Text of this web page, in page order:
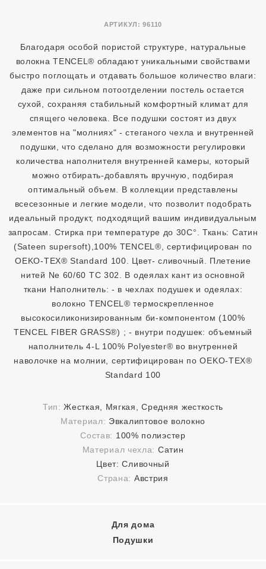
АРТИКУЛ:96110
Благодаря особой пористой структуре, натуральные
волокна TENCEL® обладают уникальными свойствами
быстро поглощать и отдавать большое количество влаги:
даже при сильном потоотделении постель остается
сухой, сохраняя стабильный комфортный климат для
спящего человека. Все подушки состоят из двух
элементов на "молниях" - стеганого чехла и внутренней
подушки, что сделано для возможности регулировки
количества наполнителя внутренней камеры, который
можно отбирать-добавлять вручную, подбирая
оптимальный объем. В коллекции представлены
всесезонные и легкие модели, что позволит подобрать
идеальный продукт, подходящий вашим индивидуальным
запросам. Стирка при температуре до 30С°. Ткань: Сатин
(Sateen supersoft),100% TENCEL®, сертифицирован по
OEKO-TEX® Standard 100. Цвет- сливочный. Плетение
нитей Ne 60/60 TC 302. В одеялах кант из основной
ткани Наполнитель: - в чехлах подушек и одеялах:
волокно TENCEL® термоскрепленное
высокосиликонизированным би-компонентом (100%
TENCEL FIBER GRASS®) ; - внутри подушек: объемный
наполнитель 4-L 100% Polyester® во внутренней
наволочке на молнии, сертифицирован по OEKO-TEX®
Standard 100
Тип:Жесткая, Мягкая, Средняя жесткость
Материал: Эвкалиптовое волокно
Состав: 100% полиэстер
Материал чехла: Сатин
Цвет:Сливочный
Страна: Австрия
Для дома
Подушки